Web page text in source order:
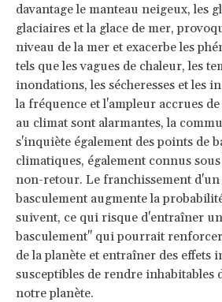
davantage le manteau neigeux, les
glaciaires et la glace de mer,
niveau de la mer et exacerbe les
tels que les vagues de chaleur, les
inondations, les sécheresses et les
la fréquence et l'ampleur accrues
au climat sont alarmantes, la
s'inquiète également des points de
climatiques, également connus
non-retour. Le franchissement
basculement augmente la
suivent, ce qui risque d'entraîner
basculement" qui pourrait
de la planète et entraîner des effets
susceptibles de rendre inhabitables
notre planète.